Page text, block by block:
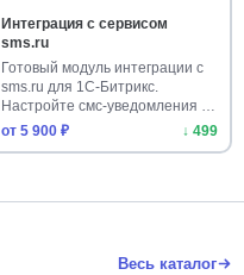
Интеграция с сервисом
sms.ru
Готовый модуль интеграции с
sms.ru для 1С-Битрикс.
Настройте смс-уведомления за
…
от 5 900 ₽ ↓ 499
Весь каталог